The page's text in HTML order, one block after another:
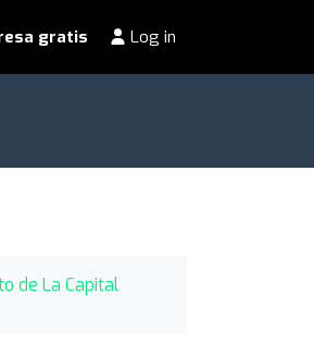
gratis Log in
de La Capital